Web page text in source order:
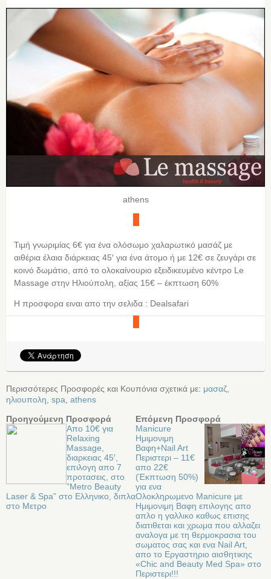
athens
Τιμή γνωριμίας 6€ για ένα ολόσωμο χαλαρωτικό μασάζ με
αιθέρια έλαια διάρκειας 45′ για ένα άτομο ή με 12€ σε ζευγάρι σε
κοινό δωμάτιο, από το ολοκαίνουριο εξειδικευμένο κέντρο Le
Massage στην Ηλιούπολη, αξίας 15€ – έκπτωση 60%
Η προσφορα ειναι απο την σελιδα : Dealsafari
Περισσότερες Προσφορές και Κουπόνια σχετικά με: μασαζ
ηλιουπολη spa athens
Προηγούμενη Προσφορά
Απο 10€ για
Relaxing
Massage,
διαρκειας 45′,
επιλογη απο 7
προτασεις, στο
”Metro Beauty
Laser & Spa” στο Ελληνικο, διπλα
στο Μετρο
Επόμενη Προσφορά
Manicure
Ημιμονιμη
Βαφη+Νail Art
Περιστερι – 11€
απο 22€
(Έκπτωση 50%)
για ενα
Ολοκληρωμενο Manicure με
Ημιμονιμη Βαφη επιλογης απο
απλο η γαλλικο καθως επισης
διατιθεται και χρωμα που αλλαζει
αναλογα με τη θερμοκρασια του
σωματος σας και ενα Nail Art,
απο το Εργαστηριο αισθητικης
«Chic and Beauty Med Spa» στo
Περιστερι!!!